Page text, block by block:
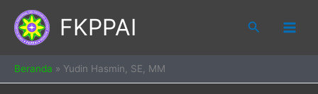
content
FKPPAI Search
Beranda » Yudin Hasmin, SE, MM